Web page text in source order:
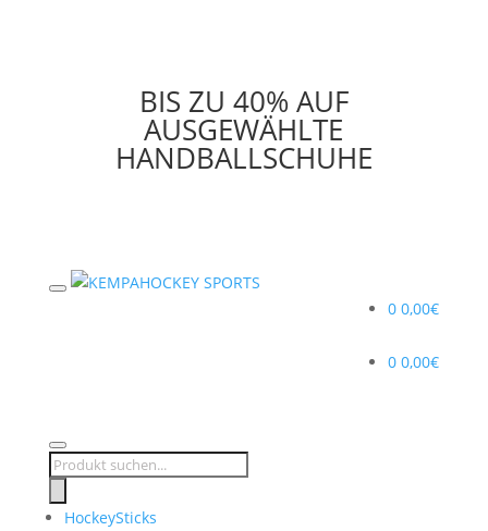
BIS ZU 40% AUF
AUSGEWÄHLTE
HANDBALLSCHUHE
0 0,00€
0 0,00€
Products
HockeySticks